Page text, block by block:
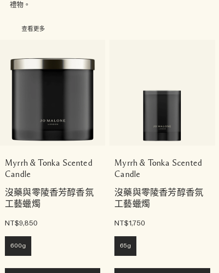
禮物。
查看更多
Myrrh & Tonka Scented
Candle
沒藥與零陵香芳醇香氛
工藝蠟燭
NT$9,850
600g
Myrrh & Tonka Scented
Candle
沒藥與零陵香芳醇香氛
工藝蠟燭
NT$1,750
65g